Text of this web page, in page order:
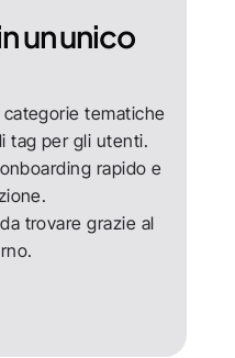
un unico
tematiche
tag per gli utenti.
rapido e
trovare grazie al